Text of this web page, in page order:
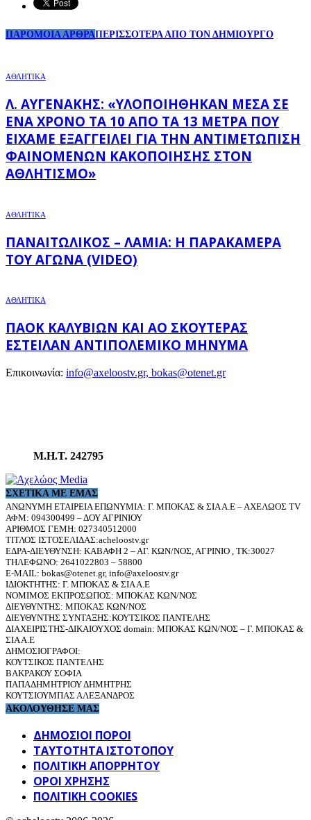
ΠΑΡΟΜΟΙΑ ΑΡΘΡΑΠΕΡΙΣΣΟΤΕΡΑ ΑΠΟ ΤΟΝ ΔΗΜΙΟΥΡΓΟ
ΑΘΛΗΤΙΚΑ
Λ. ΑΥΓΕΝΆΚΗΣ: «ΥΛΟΠΟΙΉΘΗΚΑΝ ΜΈΣΑ ΣΕ
ΈΝΑ ΧΡΌΝΟ ΤΑ 10 ΑΠΌ ΤΑ 13 ΜΈΤΡΑ ΠΟΥ
ΕΊΧΑΜΕ ΕΞΑΓΓΕΊΛΕΙ ΓΙΑ ΤΗΝ ΑΝΤΙΜΕΤΏΠΙΣΗ
ΦΑΙΝΟΜΈΝΩΝ ΚΑΚΟΠΟΊΗΣΗΣ ΣΤΟΝ
ΑΘΛΗΤΙΣΜΌ»
ΑΘΛΗΤΙΚΑ
ΠΑΝΑΙΤΩΛΙΚΌΣ – ΛΑΜΊΑ: Η ΠΑΡΑΚΆΜΕΡΑ
ΤΟΥ ΑΓΏΝΑ (VIDEO)
ΑΘΛΗΤΙΚΑ
ΠΑΟΚ ΚΑΛΥΒΊΩΝ ΚΑΙ ΑΟ ΣΚΟΥΤΕΡΆΣ
ΈΣΤΕΙΛΑΝ ΑΝΤΙΠΟΛΕΜΙΚΌ ΜΉΝΥΜΑ
Επικοινωνία: info@axeloostv.gr, bokas@otenet.gr
Μ.Η.Τ. 242795
ΣΧΕΤΙΚΆ ΜΕ ΕΜΆΣ
ΑΝΩΝΥΜΗ ΕΤΑΙΡΕΙΑ ΕΠΩΝΥΜΙΑ: Γ. ΜΠΟΚΑΣ & ΣΙΑ Α.Ε – ΑΧΕΛΩΟΣ TV
ΑΦΜ: 094300499 – ΔΟΥ ΑΓΡΙΝΙΟΥ
ΑΡΙΘΜΟΣ ΓΕΜΗ: 027340512000
ΤΙΤΛΟΣ ΙΣΤΟΣΕΛΙΔΑΣ:acheloostv.gr
ΕΔΡΑ-ΔΙΕΥΘΥΝΣΗ: ΚΑΒΑΦΗ 2 – ΑΓ. ΚΩΝ/ΝΟΣ, ΑΓΡΙΝΙΟ , ΤΚ:30027
ΤΗΛΕΦΩΝΟ: 2641022803 – 58800
E-MAIL: bokas@otenet.gr, info@axeloostv.gr
ΙΔΙΟΚΤΗΤΗΣ: Γ. ΜΠΟΚΑΣ & ΣΙΑ Α.Ε
ΝΟΜΙΜΟΣ ΕΚΠΡΟΣΩΠΟΣ: ΜΠΟΚΑΣ ΚΩΝ/ΝΟΣ
ΔΙΕΥΘΥΝΤΗΣ: ΜΠΟΚΑΣ ΚΩΝ/ΝΟΣ
ΔΙΕΥΘΥΝΤΗΣ ΣΥΝΤΑΞΗΣ:ΚΟΥΤΣΙΚΟΣ ΠΑΝΤΕΛΗΣ
ΔΙΑΧΕΙΡΙΣΤΗΣ-ΔΙΚΑΙΟΥΧΟΣ domain: ΜΠΟΚΑΣ ΚΩΝ/ΝΟΣ – Γ. ΜΠΟΚΑΣ &
ΣΙΑ Α.Ε
ΔΗΜΟΣΙΟΓΡΑΦΟΙ:
ΚΟΥΤΣΙΚΟΣ ΠΑΝΤΕΛΗΣ
ΒΑΚΡΑΚΟΥ ΣΟΦΙΑ
ΠΑΠΑΔΗΜΗΤΡΙΟΥ ΔΗΜΗΤΡΗΣ
ΚΟΥΤΣΙΟΥΜΠΑΣ ΑΛΕΞΑΝΔΡΟΣ
ΑΚΟΛΟΥΘΗΣΕ ΜΑΣ
ΔΗΜΟΣΙΟΙ ΠΟΡΟΙ
ΤΑΥΤΌΤΗΤΑ ΙΣΤΌΤΟΠΟΥ
ΠΟΛΙΤΙΚΉ ΑΠΟΡΡΉΤΟΥ
ΌΡΟΙ ΧΡΉΣΗΣ
ΠΟΛΙΤΙΚΗ COOKIES